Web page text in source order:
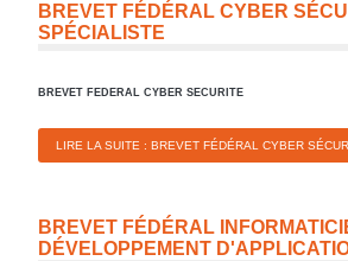
BREVET FÉDÉRAL CYBER
SPÉCIALISTE
BREVET FEDERAL CYBER SECURITE
LIRE LA SUITE : BREVET FÉDÉRAL CYBER
BREVET FÉDÉRAL
DÉVELOPPEMENT